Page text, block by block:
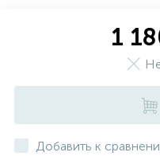
1
Добавить к